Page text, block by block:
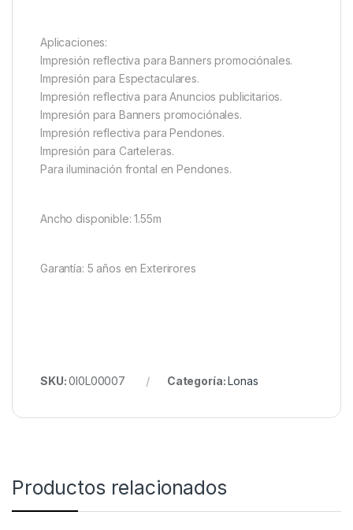
Aplicaciones:
Impresión reflectiva para Banners promociónales.
Impresión para Espectaculares.
Impresión reflectiva para Anuncios publicitarios.
Impresión para Banners promociónales.
Impresión reflectiva para Pendones.
Impresión para Carteleras.
Para iluminación frontal en Pendones.
Ancho disponible: 1.55m
Garantía: 5 años en Exterirores
SKU:0I0L00007 Categoría:Lonas
Productos relacionados